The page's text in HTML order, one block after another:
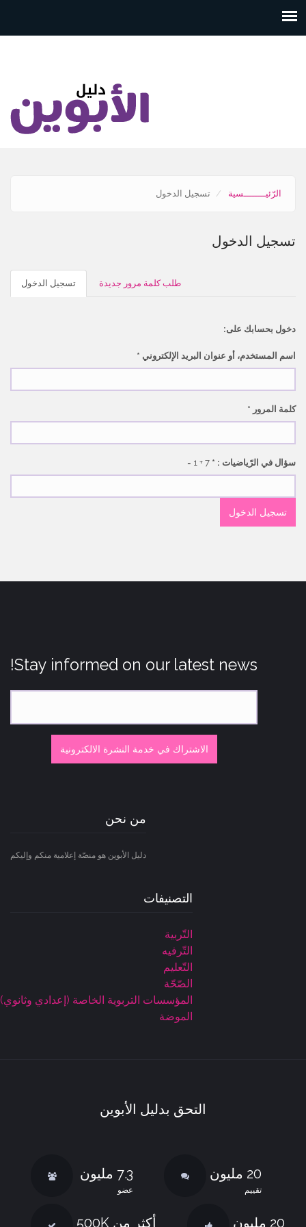
إلى
الرّئيــــــــسية تسجيل الدخول
تسجيل الدخول
تسجيل الدخول طلب كلمة مرور جديدة
دخول بحسابك على:
اسم المستخدم، أو عنوان البريد الإلكتروني *
كلمة المرور *
سؤال في الرّياضيات : *
تسجيل الدخول
Stay informed on our latest news!
الاشتراك في خدمة النشرة الالكترونية
من نحن
دليل الأبوين هو منصّة إعلامية منكم وإليكم
التصنيفات
التّربية
التّرفيه
التّعليم
الصّحّة
المؤسسات التربوية الخاصة (إعدادي وثانوي)
الموضة
التحق بدليل الأبوين
7.3 مليون
عضو
20 مليون
تقييم
أكثر من 500K 20 مليون